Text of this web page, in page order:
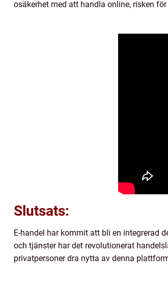
osäkerhet med att handla online, risken
Slutsats:
E-handel har kommit att bli en integrerad
och tjänster har det revolutionerat
privatpersoner dra nytta av denna